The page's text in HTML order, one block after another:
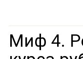
Миф 4.